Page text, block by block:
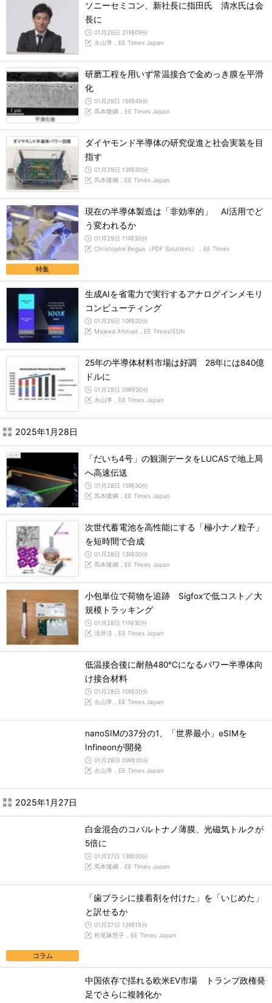
ソニーセミコン、新社長に指田氏 清水氏は会
長に
01月29日 21時09分
永山準，EE Times Japan
研磨工程を用いず常温接合で金めっき膜を平滑
化
01月29日 15時45分
馬本隆綱，EE Times Japan
ダイヤモンド半導体の研究促進と社会実装を目
指す
01月29日 13時30分
馬本隆綱，EE Times Japan
特集
現在の半導体製造は「非効率的」 AI活用でど
う変われるか
01月29日 11時30分
Christophe Begue（PDF Solutions），EE Times
生成AIを省電力で実行するアナログインメモリ
コンピューティング
01月29日 10時30分
Majeed Ahmad，EE Times/EDN
25年の半導体材料市場は好調 28年には840億
ドルに
01月29日 09時30分
永山準，EE Times Japan
2025年1月28日
「だいち4号」の観測データをLUCASで地上局
へ高速伝送
01月28日 15時30分
馬本隆綱，EE Times Japan
次世代蓄電池を高性能にする「極小ナノ粒子」
を短時間で合成
01月28日 13時30分
馬本隆綱，EE Times Japan
小包単位で荷物を追跡 Sigfoxで低コスト／大
規模トラッキング
01月28日 11時30分
浅井涼，EE Times Japan
低温接合後に耐熱480℃になるパワー半導体向
け接合材料
01月28日 10時30分
永山準，EE Times Japan
nanoSIMの37分の1、「世界最小」eSIMを
Infineonが開発
01月28日 09時30分
永山準，EE Times Japan
2025年1月27日
白金混合のコバルトナノ薄膜、光磁気トルクが
5倍に
01月27日 13時30分
馬本隆綱，EE Times Japan
コラム
「歯ブラシに接着剤を付けた」を「いじめた」
と訳せるか
01月27日 12時15分
村尾麻悠子，EE Times Japan
中国依存で揺れる欧米EV市場 トランプ政権発
足でさらに複雑化か